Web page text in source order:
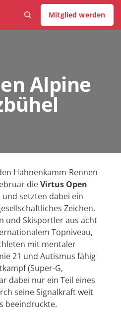
Mitglied werden
Alpine
Hahnenkamm-Rennen
dieVirtus Open
und setzten dabei ein
Zeichen.
und Skisportler aus acht
Topniveau,
mit mentaler
21 und Autismus fähig
(Super-G,
dabei nur ein Teil eines
seine Signalkraft weit
beeindruckte.